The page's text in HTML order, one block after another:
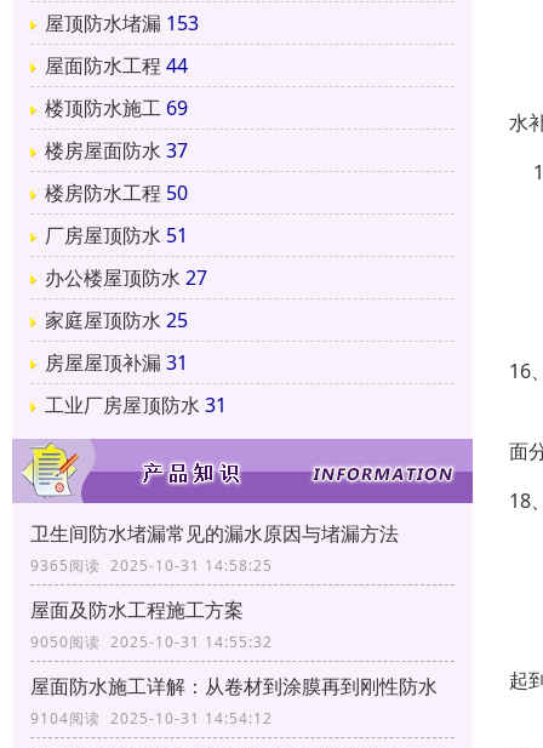
屋顶防水堵漏 153
屋面防水工程 44
楼顶防水施工 69
楼房屋面防水 37
楼房防水工程 50
厂房屋顶防水 51
办公楼屋顶防水 27
家庭屋顶防水 25
房屋屋顶补漏31
工业厂房屋顶防水 31
卫生间防水堵漏常见的漏水原因与堵漏方法
9365阅读 2025-10-31 14:58:25
屋面及防水工程施工方案
9050阅读 2025-10-31 14:55:32
屋面防水施工详解：从卷材到涂膜再到刚性防水
9104阅读 2025-10-31 14:54:12
水
16
面
18
起